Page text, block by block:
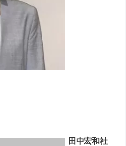
田中宏和社